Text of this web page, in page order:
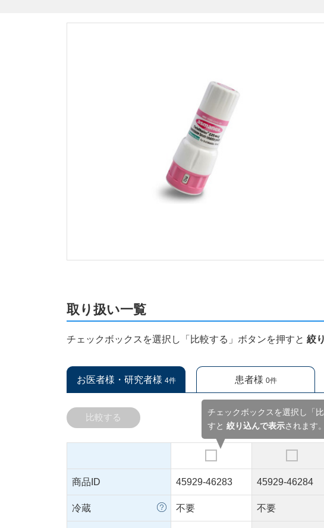
取り扱い一覧
チェックボックスを選択し「比較する」ボタンを押すと絞
お医者様・研究者様 4件 患者様 0件
チェックボックスを選択し「
すと絞り込んで表示されます。
比較する
商品ID 45929-46283 45929-46284
冷蔵 不要 不要